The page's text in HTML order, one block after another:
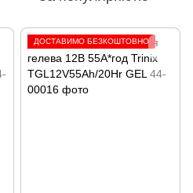
ДОСТАВИМО БЕЗКОШТОВНО